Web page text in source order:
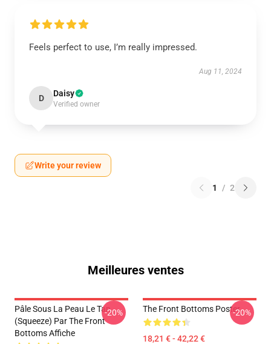
Feels perfect to use, I’m really impressed.
Aug 11, 2024
D Daisy
Verified owner
Write your review
1 / 2
Meilleures ventes
Pâle Sous La Peau Le Tan
(Squeeze) Par The Front
Bottoms Affiche
-20% The Front Bottoms Poster
18,21 € - 42,22 €
-20%